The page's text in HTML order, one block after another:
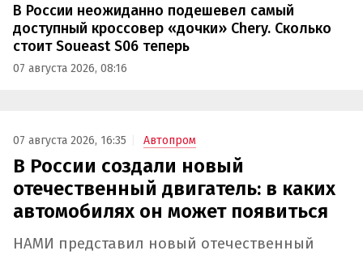
В России неожиданно подешевел самый
доступный кроссовер «дочки» Chery. Сколько
стоит Soueast S06 теперь
07 августа 2026, 08:16
07 августа 2026, 16:35 Автопром
В России создали новый
отечественный двигатель: в каких
автомобилях он может появиться
НАМИ представил новый отечественный